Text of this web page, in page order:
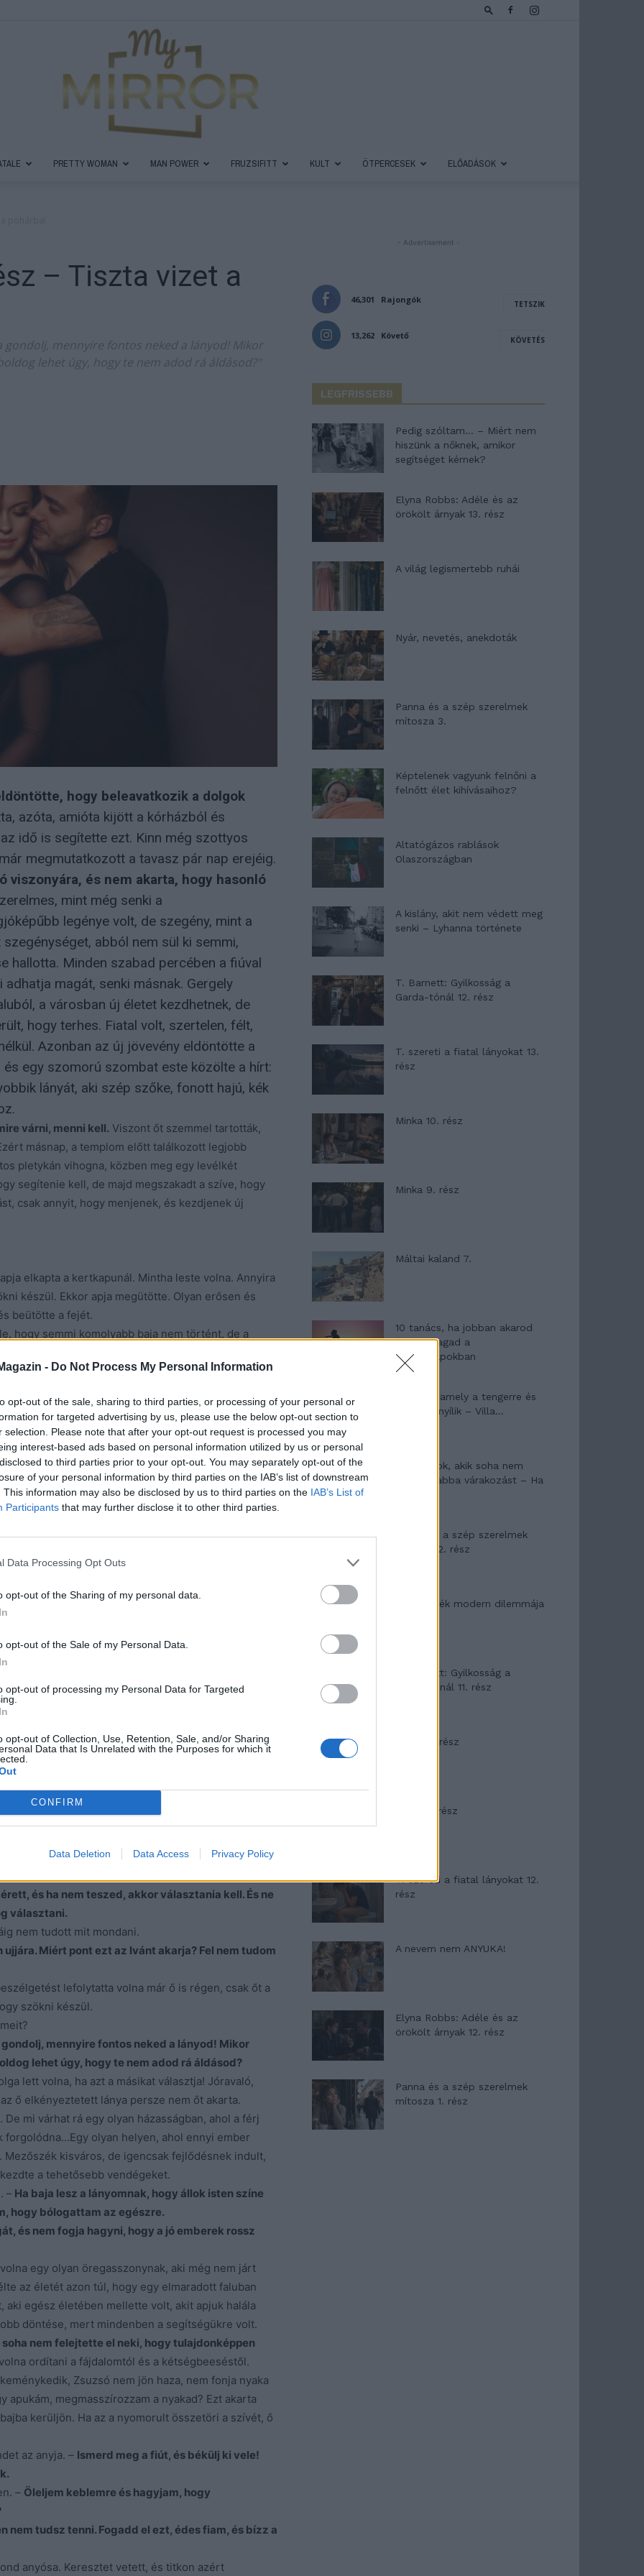
- Do Not Process My Personal Information
opt-out of the sale, sharing to third parties, or processing of your personal or
for targeted advertising by us, please use the below opt-out section to
selection. Please note that after your opt-out request is processed you may
interest-based ads based on personal information utilized by us or personal
to third parties prior to your opt-out. You may separately opt-out of the
of your personal information by third parties on the IAB’s list of downstream
This information may also be disclosed by us to third parties on the IAB’s List of
Participants that may further disclose it to other third parties.
Data Processing Opt Outs
opt-out of the Sharing of my personal data.
opt-out of the Sale of my Personal Data.
opt-out of processing my Personal Data for Targeted
opt-out of Collection, Use, Retention, Sale, and/or Sharing
Data that Is Unrelated with the Purposes for which it
CONFIRM
Data Deletion Data Access Privacy Policy
Magazin
PRETTY WOMAN MAN POWER FRUZSIFITT KULT ÖTPERCESEK ELŐADÁSOK
– Tiszta vizet a
gondolj, mennyire fontos neked a lányod! Mikor
lehet úgy, hogy te nem adod rá áldásod?"
hogy beleavatkozik a dolgok
azóta, amióta kijött a kórházból és
idő is segítette ezt. Kinn még szottyos
megmutatkozott a tavasz pár nap erejéig.
viszonyára, és nem akarta, hogy hasonló
mint még senki a
legénye volt, de szegény, mint a
abból nem sül ki semmi,
hallotta. Minden szabad percében a fiúval
magát, senki másnak. Gergely
a városban új életet kezdhetnek, de
hogy terhes. Fiatal volt, szertelen, félt,
Azonban az új jövevény eldöntötte a
egy szomorú szombat este közölte a hírt:
lányát, aki szép szőke, fonott hajú, kék
várni, menni kell. Viszont őt szemmel tartották,
másnap, a templom előtt találkozott legjobb
pletykán vihogna, közben meg egy levélkét
segítenie kell, de majd megszakadt a szíve, hogy
csak annyit, hogy menjenek, és kezdjenek új
elkapta a kertkapunál. Mintha leste volna. Annyira
készül. Ekkor apja megütötte. Olyan erősen és
beütötte a fejét.
hogy semmi komolyabb baja nem történt, de a
élte meg a fehér ágyon. Anyja rá sem bírt
már nem házalhatnak tovább.
mégis megszökött Gergellyel. Évekig nem született
de egyetlen pillanatig sem bánták meg, hogy
Zsuzsó apja, majd nem sokkal utána egy kislány is.
két évtizedig feléjük se nézett, mert azt a
jelentett számára, nem tudta megbocsátani.
hamarabb elfogadta a helyzetet, főleg az unokák
Ettől akarta megkímélni Zsuzsót. Ennek azonban
olajszagú műhelybe, és ha kell, leordítja
az, és pontban délben, amikor István kávézni
A műhelyből finom muzsika szűrődött ki, Kovács
Na, még ez is, gondolta ingerülten.
egy csésze erős feketével.
és kitárta az ajtót, majd sietve be is csukta. –
tudta, hogy fia mindig is túl takarékos.
is vissza.
hanem nyakon is váglak, ha kell. Képes vagy
vett, érezhetően visszanyelt egy cifra
hogy egy olyan jöttment kerül a családba
városban? Mindenfélét beszélnek róla. Elhiheted,
és ha nem teszed, akkor választania kell. És ne
választani.
nem tudott mit mondani.
Miért pont ezt az Ivánt akarja? Fel nem tudom
lefolytatta volna már ő is régen, csak őt a
szökni készül.
mennyire fontos neked a lányod! Mikor
lehet úgy, hogy te nem adod rá áldásod?
lett volna, ha azt a másikat választja! Jóravaló,
ő elkényeztetett lánya persze nem őt akarta.
mi várhat rá egy olyan házasságban, ahol a férj
olyan helyen, ahol ennyi ember
kisváros, de igencsak fejlődésnek indult,
a tehetősebb vendégeket.
– Ha baja lesz a lányomnak, hogy állok isten színe
hogy bólogattam az egészre.
és nem fogja hagyni, hogy a jó emberek rossz
egy olyan öregasszonynak, aki még nem járt
az életét azon túl, hogy egy elmaradott faluban
egész életében mellette volt, akit apjuk halála
döntése, mert mindenben a segítségükre volt.
nem felejtette el neki, hogy tulajdonképpen
ordítani a fájdalomtól és a kétségbeeséstől.
Zsuzsó nem jön haza, nem fonja nyaka
apukám, megmasszírozzam a nyakad? Ezt akarta
kerüljön. Ha az a nyomorult összetöri a szívét, ő
az anyja. – Ismerd meg a fiút, és békülj ki vele!
– Öleljem keblemre és hagyjam, hogy
nem tudsz tenni. Fogadd el ezt, édes fiam, és bízz a
anyósa. Keresztet vetett, és titkon azért
- Advertisement -
46,301 Rajongók TETSZIK
13,262 Követő KÖVETÉS
LEGFRISSEBB
Pedig szóltam… – Miért nem
hiszünk a nőknek, amikor
segítséget kérnek?
Elyna Robbs: Adéle és az
örökölt árnyak 13. rész
A világ legismertebb ruhái
Nyár, nevetés, anekdoták
Panna és a szép szerelmek
mítosza 3.
Képtelenek vagyunk felnőni a
felnőtt élet kihívásaihoz?
Altatógázos rablások
Olaszországban
A kislány, akit nem védett meg
senki – Lyhanna története
T. Barnett: Gyilkosság a
Garda-tónál 12. rész
T. szereti a fiatal lányokat 13.
rész
Minka 10. rész
Minka 9. rész
Máltai kaland 7.
10 tanács, ha jobban akarod
érezni magad a
hétköznapokban
Egy ház, amely a tengerre és
a fényre nyílik – Villa...
A családok, akik soha nem
hagyták abba várakozást – Ha
Panna és a szép szerelmek
mítosza 2. rész
Az ereklyék modern dilemmája
T. Barnett: Gyilkosság a
Garda-tónál 11. rész
Minka 8. rész
Minka 7. rész
T. szereti a fiatal lányokat 12.
rész
A nevem nem ANYUKA!
Elyna Robbs: Adéle és az
örökölt árnyak 12. rész
Panna és a szép szerelmek
mítosza 1. rész